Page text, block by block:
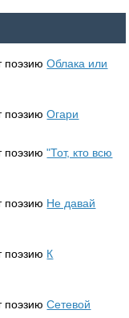
поэзиюОблака или
поэзиюОгари
поэзию"Тот, кто всю
поэзию Не давай
поэзию К
поэзиюСетевой